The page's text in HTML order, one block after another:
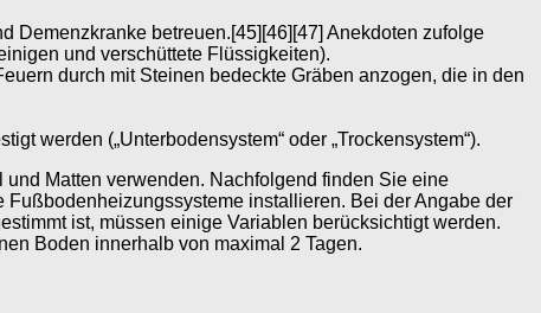
Demenzkranke betreuen.[45][46][47] Anekdoten zufolge
und verschüttete Flüssigkeiten).
durch mit Steinen bedeckte Gräben anzogen, die in den
werden („Unterbodensystem“ oder „Trockensystem“).
Matten verwenden. Nachfolgend finden Sie eine
installieren. Bei der Angabe der
ist, müssen einige Variablen berücksichtigt werden.
Boden innerhalb von maximal 2 Tagen.